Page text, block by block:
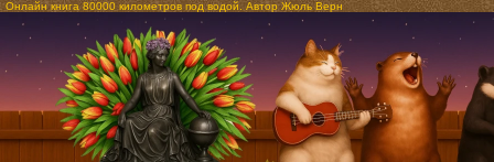
Онлайн книга 80000 километров под водой. Автор Жюль Верн